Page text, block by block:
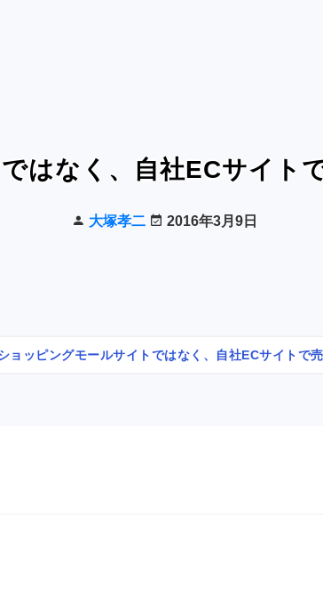
はなく、自社ECサイト
大塚孝二 2016年3月9日
ョッピングモールサイトではなく、自社ECサイトで